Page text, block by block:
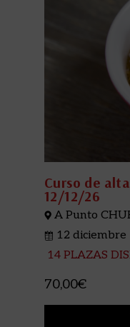
Curso de
12/12/26
A Punto
12 diciembre
14 PLAZAS
70,00€